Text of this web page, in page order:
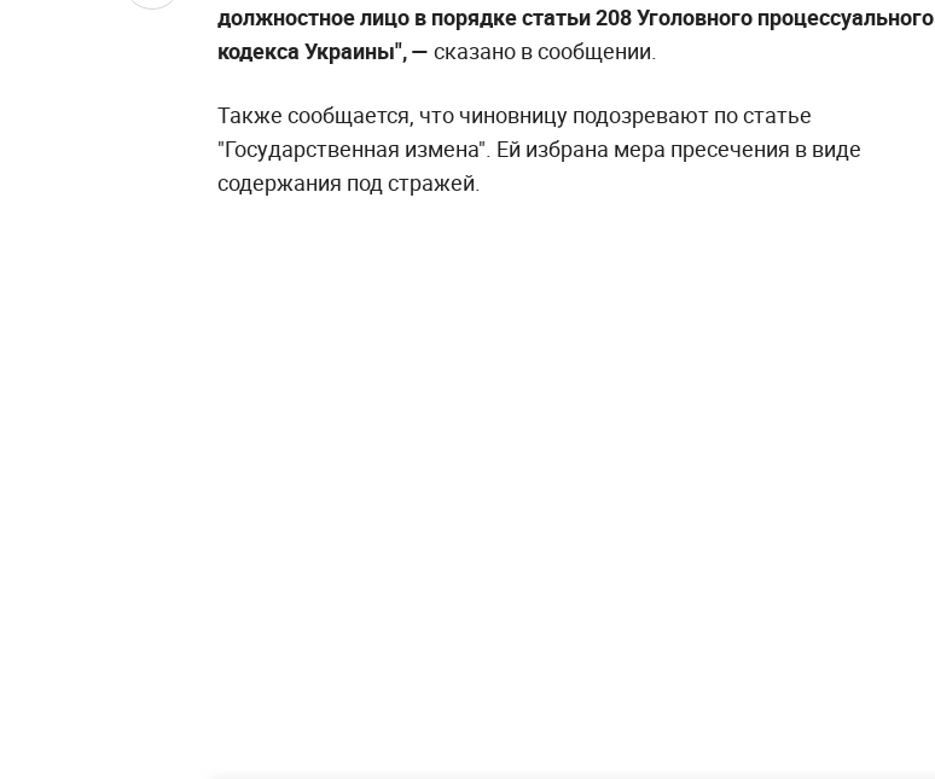
должностное лицо в порядке статьи 208 Уголовного процессуального
кодекса Украины", — сказано в сообщении.
Также сообщается, что чиновницу подозревают по статье
"Государственная измена". Ей избрана мера пресечения в виде
содержания под стражей.